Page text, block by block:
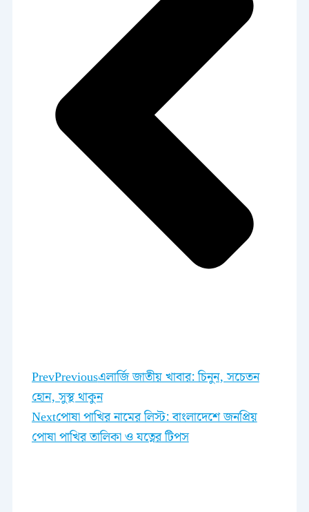
PrevPreviousএলার্জি জাতীয় খাবার: চিনুন, সচেতন
হোন, সুস্থ থাকুন
Nextপোষা পাখির নামের লিস্ট: বাংলাদেশে জনপ্রিয়
পোষা পাখির তালিকা ও যত্নের টিপস